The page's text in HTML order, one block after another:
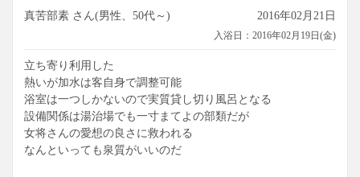
真苦部素 さん(男性、50代～) 2016年02月21日
入浴日：2016年02月19日(金)
立ち寄り利用した
熱いが加水は客自身で調整可能
浴室は一つしかないので実質貸し切り風呂となる
設備関係は湯治場でも一寸まてよの部類だが
女将さんの愛想の良さに救われる
なんといっても泉質がいいのだ